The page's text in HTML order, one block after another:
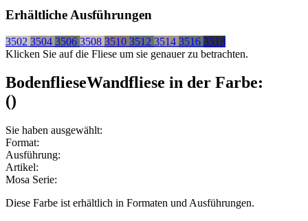
Erhältliche Ausführungen
3502 3504 3506 3508 3510 3512 3514 3516 3518
Klicken Sie auf die Fliese um sie genauer zu betrachten.
BodenflieseWandfliese in der Farbe:
()
Sie haben ausgewählt:
Format:
Ausführung:
Artikel:
Mosa Serie:
Diese Farbe ist erhältlich in Formaten und Ausführungen.